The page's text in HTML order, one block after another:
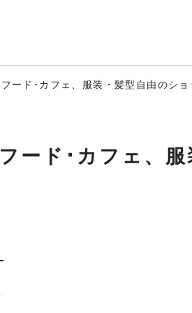
フード･カフェ、服装・髪型自由のショ
フード･カフェ、